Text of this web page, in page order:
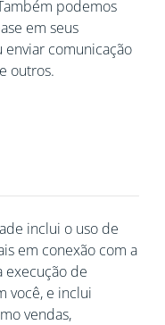
podemos
em seus
comunicação
outros.
inclui o uso de
em conexão com a
execução de
você, e inclui
vendas,